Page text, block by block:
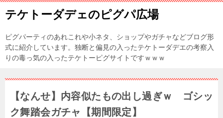
テケトーダデェのピグパ広場
ピグパーティのあれこれや小ネタ、ショップやガチャなどブログ形
式に紹介しています。独断と偏見の入ったテケトーダデエの考察入
りの毒っ気の入ったテケトーピグサイトですｗｗｗ
【なんせ】内容似たもの出し過ぎｗ ゴシッ
ク舞踏会ガチャ【期間限定】